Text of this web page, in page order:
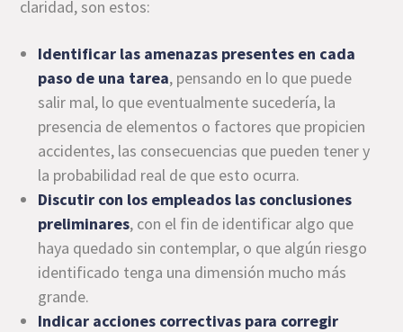
claridad, son estos:
Identificar las amenazas presentes en cada
paso de una tarea, pensando en lo que puede
salir mal, lo que eventualmente sucedería, la
presencia de elementos o factores que propicien
accidentes, las consecuencias que pueden tener y
la probabilidad real de que esto ocurra.
Discutir con los empleados las conclusiones
preliminares, con el fin de identificar algo que
haya quedado sin contemplar, o que algún riesgo
identificado tenga una dimensión mucho más
grande.
Indicar acciones correctivas para corregir